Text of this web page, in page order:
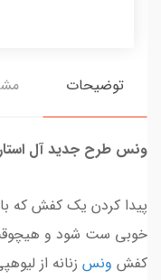
توضیحات
ونس طرح جدید آل
پیدا کردن یک کفش که با
خوبی ست شود و
کفش ونس زنانه از